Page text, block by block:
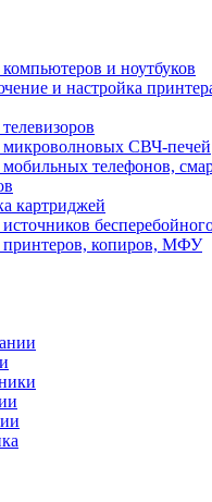
и ноутбуков
и настройка
микроволновых СВЧ-печей
телефонов,
картриджей
принтеров, копиров, МФУ